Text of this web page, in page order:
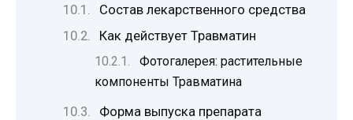
Состав лекарственного средства
Как действует Травматин
Фотогалерея: растительные
компоненты Травматина
Форма выпуска препарата